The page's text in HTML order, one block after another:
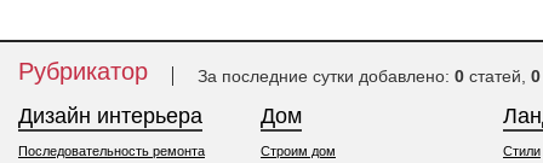
Рубрикатор За последние сутки добавлено: 0 статей, 0
Дизайн интерьера
Последовательность ремонта
Дом
Строим дом
Стили